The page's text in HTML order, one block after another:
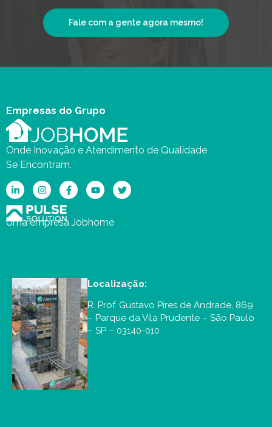
Fale com a gente agora mesmo!
Empresas do Grupo
Onde Inovação e Atendimento de Qualidade
Se Encontram.
Uma empresa Jobhome
Localização:
R. Prof. Gustavo Pires de Andrade, 869
– Parque da Vila Prudente – São Paulo
– SP – 03140-010